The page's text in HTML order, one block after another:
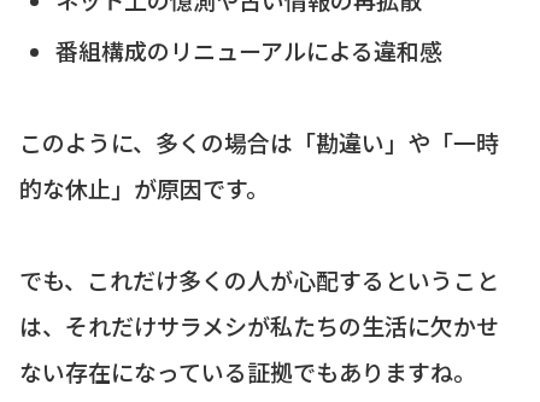
番組構成のリニューアルによる違和感
このように、多くの場合は「勘違い」や「一時
的な休止」が原因です。
でも、これだけ多くの人が心配するということ
は、それだけサラメシが私たちの生活に欠かせ
ない存在になっている証拠でもありますね。